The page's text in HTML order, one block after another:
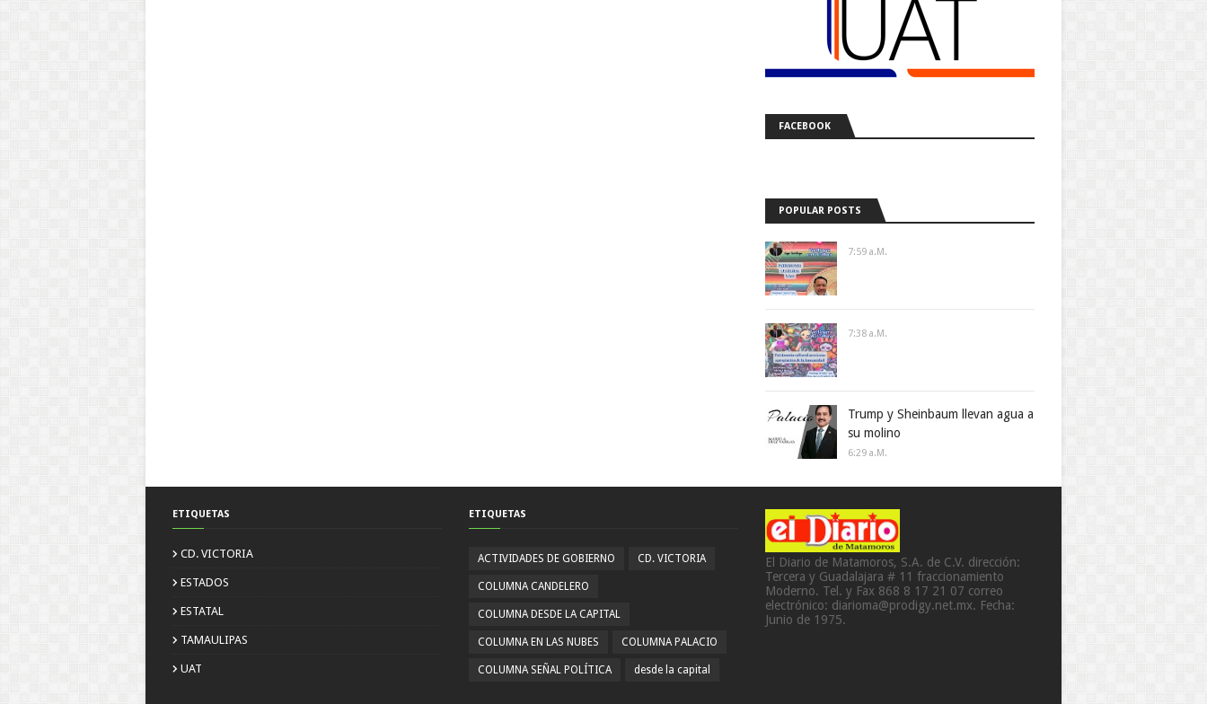
FACEBOOK
POPULAR POSTS
7:59 A.m.
7:38 A.m.
Trump y Sheinbaum llevan agua a
su molino
6:29 A.m.
ETIQUETAS
CD. VICTORIA
ESTADOS
ESTATAL
TAMAULIPAS
UAT
ETIQUETAS
ACTIVIDADES DE GOBIERNO CD. VICTORIA
COLUMNA CANDELERO
COLUMNA DESDE LA CAPITAL
COLUMNA EN LAS NUBES COLUMNA PALACIO
COLUMNA SEÑAL POLÍTICA desde la capital
El Diario de Matamoros, S.A. de C.V. dirección:
Tercera y Guadalajara # 11 fraccionamiento
Moderno. Tel. y Fax 868 8 17 21 07 correo
electrónico: diarioma@prodigy.net.mx. Fecha:
Junio de 1975.